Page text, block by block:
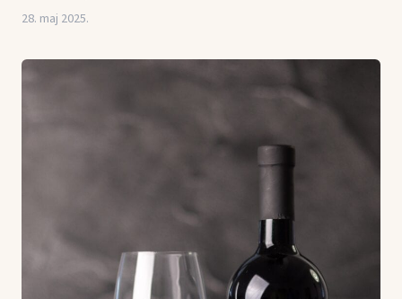
28. maj 2025.